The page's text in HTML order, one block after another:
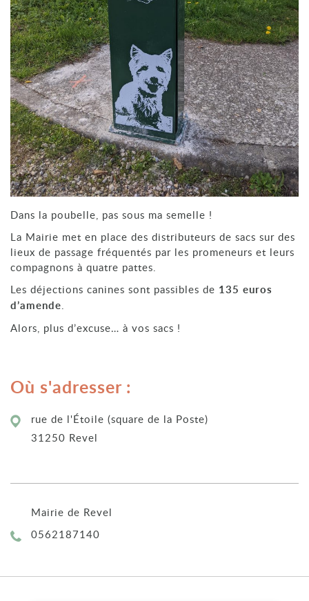
Dans la poubelle, pas sous ma semelle !
La Mairie met en place des distributeurs de sacs sur des
lieux de passage fréquentés par les promeneurs et leurs
compagnons à quatre pattes.
Les déjections canines sont passibles de 135 euros
d’amende
Alors, plus d’excuse… à vos sacs !
Où s'adresser :
rue de l'Étoile (square de la Poste)
31250 Revel
Mairie de Revel
Téléphone :
0562187140